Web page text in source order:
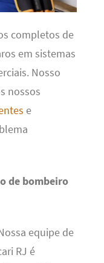
completos de
em sistemas
Nosso
nossos
e
de bombeiro
equipe de
RJ é